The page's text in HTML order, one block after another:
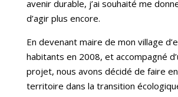
avenir durable, j’ai souhaité me
d’agir plus encore.
En devenant maire de mon village
habitants en 2008, et accompagné
projet, nous avons décidé de faire
territoire dans la transition